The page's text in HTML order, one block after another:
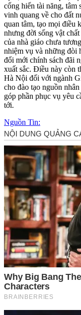
cống hiến tài năng, tâm
vinh quang về cho đất
quan tâm, tạo mọi điều
nhưng đời sống vật
của nhà giáo chưa
nhiệm vụ và những đòi
đổi mới chính sách đãi
xuất sắc. Điều này còn
Hà Nội đối với ngành
cho đào tạo nguồn
góp phần phục vụ yêu
tới.
Nguồn Tin: